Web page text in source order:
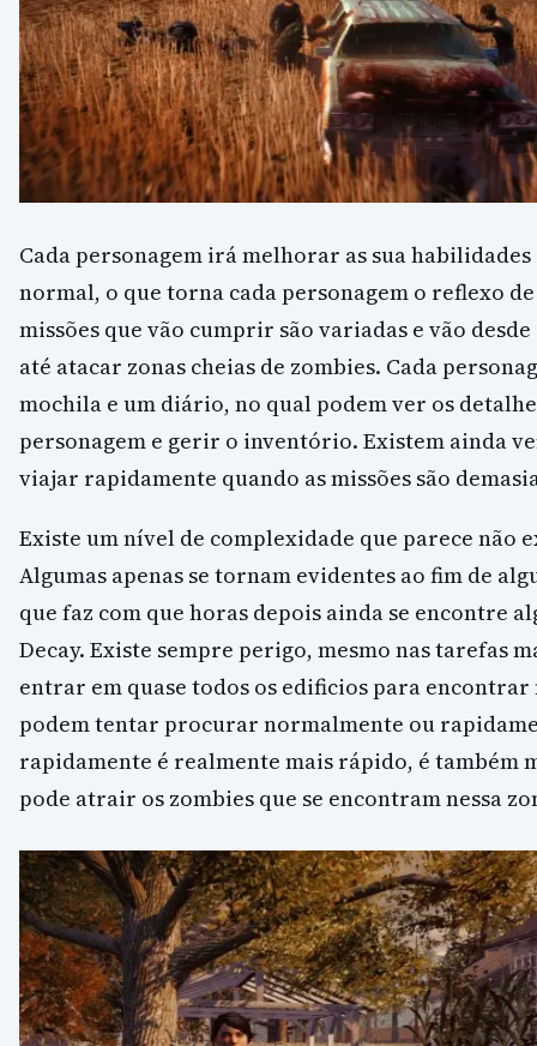
Cada personagem irá melhorar as sua
normal, o que torna cada personagem o reflexo
missões que vão cumprir são variadas e vão
até atacar zonas cheias de zombies. Cada
mochila e um diário, no qual podem ver os
personagem e gerir o inventório. Existem ainda
viajar rapidamente quando as missões são
Existe um nível de complexidade que parece não
Algumas apenas se tornam evidentes ao fim de
que faz com que horas depois ainda se encontre
Decay. Existe sempre perigo, mesmo nas tarefas
entrar em quase todos os edificios para encontrar
podem tentar procurar normalmente ou
rapidamente é realmente mais rápido, é também
pode atrair os zombies que se encontram nessa